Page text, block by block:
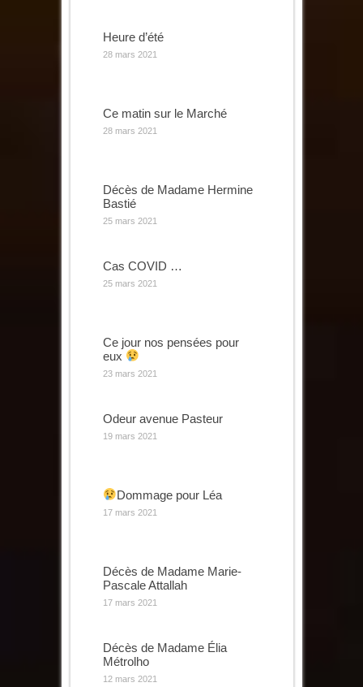
Heure d’été
28 mars 2021
Ce matin sur le Marché
28 mars 2021
Décès de Madame Hermine
Bastié
25 mars 2021
Cas COVID …
25 mars 2021
Ce jour nos pensées pour
eux
23 mars 2021
Odeur avenue Pasteur
19 mars 2021
Dommage pour Léa
17 mars 2021
Décès de Madame Marie-
Pascale Attallah
17 mars 2021
Décès de Madame Élia
Métrolho
12 mars 2021